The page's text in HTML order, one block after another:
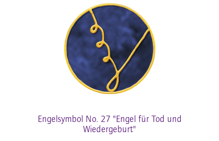
Engelsymbol No. 27 "Engel für Tod und
Wiedergeburt"